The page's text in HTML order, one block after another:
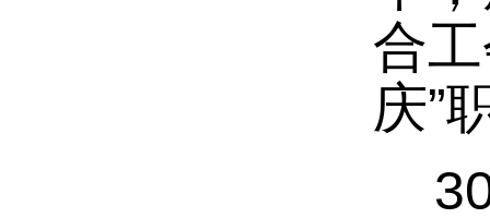
合
庆”
30